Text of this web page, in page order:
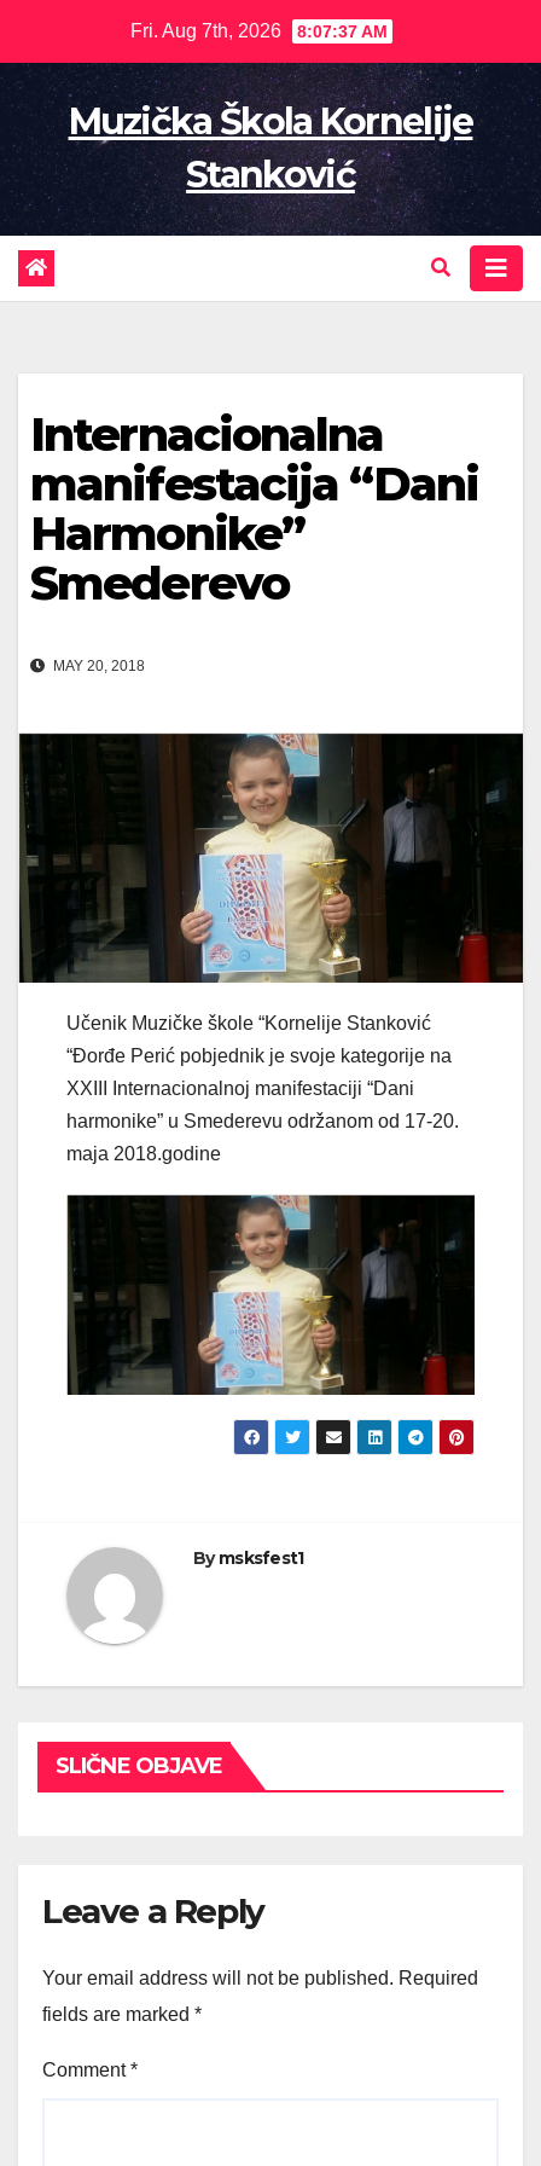
content
Fri. Aug 7th, 2026 8:07:38 AM
Muzička Škola Kornelije
Stanković
Internacionalna
manifestacija “Dani
Harmonike”
Smederevo
MAY 20, 2018
Učenik Muzičke škole “Kornelije Stanković
“Đorđe Perić pobjednik je svoje kategorije na
XXIII Internacionalnoj manifestaciji “Dani
harmonike” u Smederevu održanom od 17-20.
maja 2018.godine
Bymsksfest1
SLIČNE OBJAVE
Leave a Reply
Your email address will not be published. Required
fields are marked *
Comment*